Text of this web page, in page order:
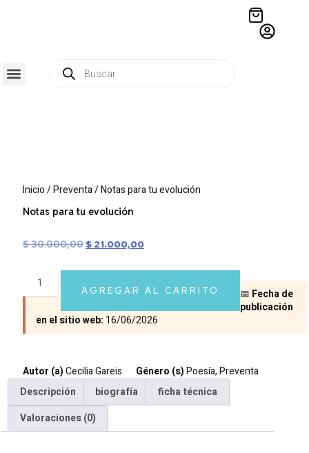
Inicio/Preventa/ Notas para tu evolución
Notas para tu evolución
$30.000,00 $ 21.000,00
AGREGAR AL CARRITO 📅 Fecha de
publicación
en el sitio web: 16/06/2026
Autor (a)Cecilia Gareis Género (s)Poesía,Preventa
Descripción
biografía
ficha técnica
Valoraciones (0)